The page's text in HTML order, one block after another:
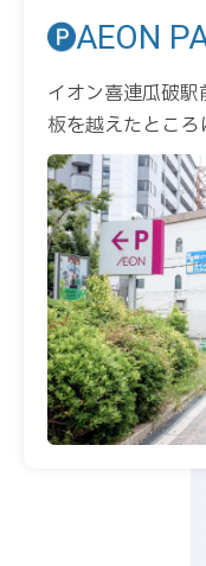
AEON
イオン喜連瓜破
板を越えたところ